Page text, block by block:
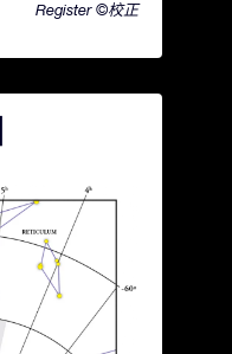
Register ©校正